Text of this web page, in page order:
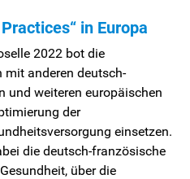
in Europa
2022 bot die
mit anderen deutsch-
und weiteren europäischen
der
einsetzen.
die deutsch-französische
über die